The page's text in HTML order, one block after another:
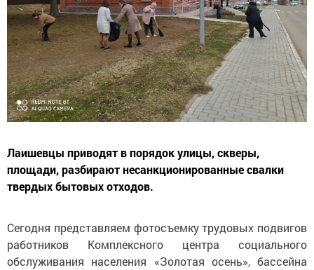
Лаишевцы приводят в порядок улицы, скверы,
площади, разбирают несанкционированные свалки
твердых бытовых отходов.
Сегодня представляем фотосъемку трудовых подвигов
работников Комплексного центра социального
обслуживания населения «Золотая осень», бассейна